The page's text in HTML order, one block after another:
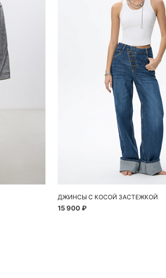
Добавить в
44 46
ДЖИНСЫ С КОСОЙ ЗАСТЕЖКОЙ
15 900 ₽